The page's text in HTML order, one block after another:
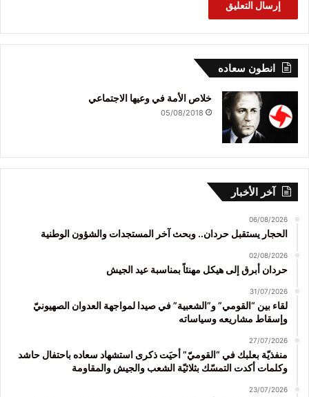
انطون سعاده
خلاص الأمة في وعيها الاجتماعي
05/08/2018
آخر الأخبار
06/08/2026
الحجار يستقبل حردان.. وبحث آخر المستجدات والشؤون الوطنية
02/08/2026
حردان أبرق إلى هيكل مهنئاً بمناسبة عيد الجيش
31/07/2026
لقاء بين “القومي” و”الشعبية” في صيدا لمواجهة العدوان الصهيونيّ
وإسقاط مشاريعه وسياساته
27/07/2026
منفذيّة بعلبك في “القوميّ” أحيَت ذكرى استشهاد سعاده باحتفال حاشد
وكلمات أكدت التمسّك بثلاثيّة الشعب والجيش والمقاومة
23/07/2026